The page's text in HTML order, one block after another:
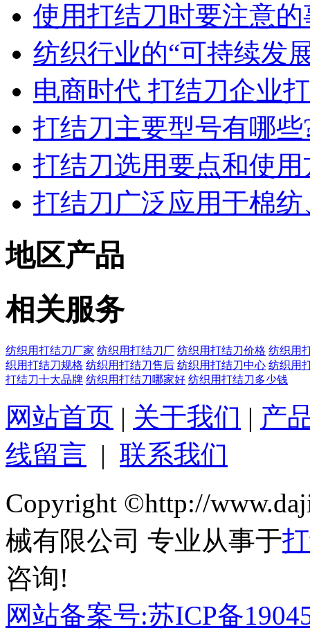
使用打结刀时要注意的
纺织行业的“可持续发
电商时代 打结刀企业
打结刀主要型号有哪些
打结刀选用要点和使
打结刀广泛应用于棉
地区产品
相关服务
纺织用打结刀厂家 纺织用打结刀厂 纺织用打结刀价格 纺织用
织用打结刀规格 纺织用打结刀售后 纺织用打结刀中心 纺织用
打结刀十大品牌 纺织用打结刀哪家好 纺织用打结刀多少钱
网站首页 | 关于我们 | 产
线留言 | 联系我们
Copyright ©http://
械有限公司 专业从事于
咨询!
网站备案号:苏ICP备